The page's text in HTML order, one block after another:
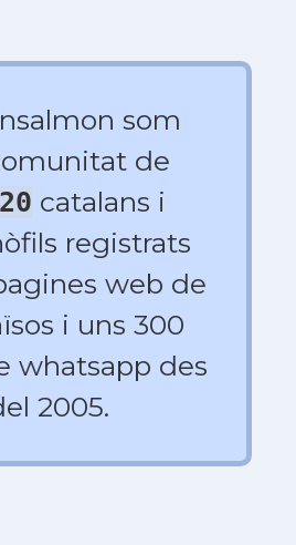
som
de
catalans i
registrats
web de
i uns 300
whatsapp des
2005.